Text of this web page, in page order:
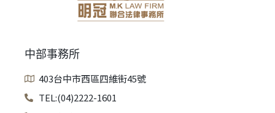
中部事務所
403台中市西區四維街45號
TEL:(04)2222-1601